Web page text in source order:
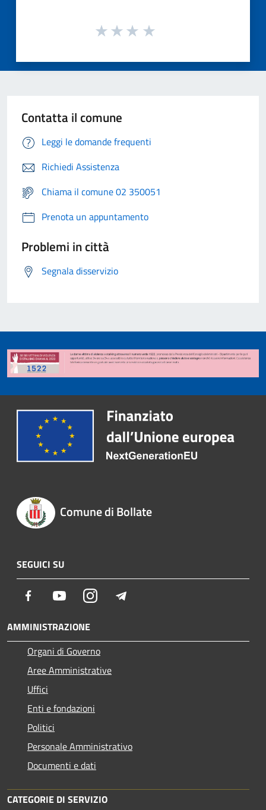
Contatta il comune
Leggi le domande frequenti
Richiedi Assistenza
Chiama il comune 02 350051
Prenota un appuntamento
Problemi in città
Segnala disservizio
Comune di Bollate
SEGUICI SU
Facebook YoutubeInstagram
AMMINISTRAZIONE
Organi di Governo
Aree Amministrative
Uffici
Enti e fondazioni
Politici
Personale Amministrativo
Documenti e dati
CATEGORIE DI SERVIZIO